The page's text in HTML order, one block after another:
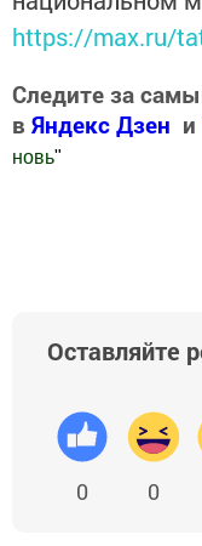
https://max.ru/
Следите за
в Яндекс Дзен и
новь"
Оставляйте
0 0